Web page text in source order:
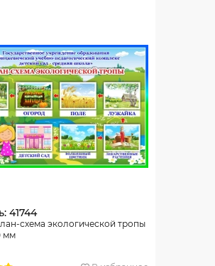
41744
схема экологической тропы
мм